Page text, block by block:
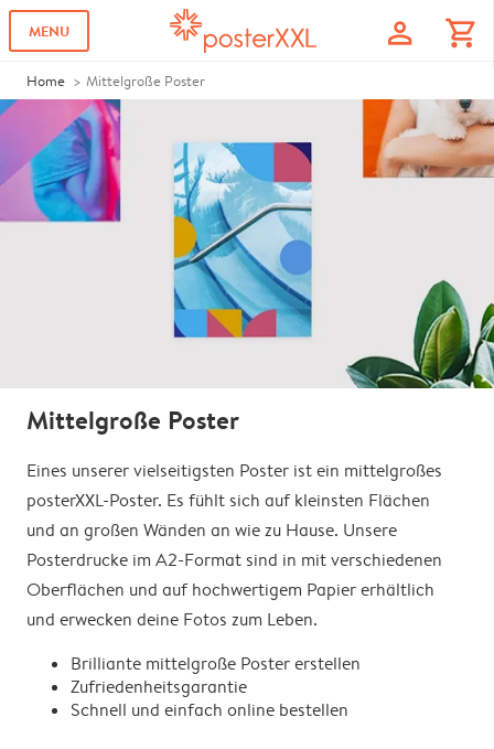
MENU profile shopping_cart
Home Mittelgroße Poster
Mittelgroße Poster
Eines unserer vielseitigsten Poster ist ein mittelgroßes
posterXXL-Poster. Es fühlt sich auf kleinsten Flächen
und an großen Wänden an wie zu Hause. Unsere
Posterdrucke im A2-Format sind in mit verschiedenen
Oberflächen und auf hochwertigem Papier erhältlich
und erwecken deine Fotos zum Leben.
Brilliante mittelgroße Poster erstellen
Zufriedenheitsgarantie
Schnell und einfach online bestellen